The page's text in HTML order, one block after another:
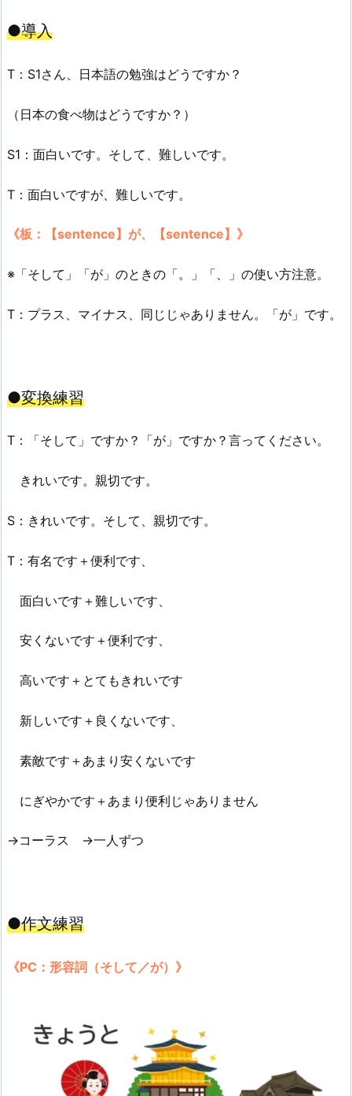
●導入
T：S1さん、日本語の勉強はどうですか？
（日本の食べ物はどうですか？）
S1：面白いです。そして、難しいです。
T：面白いですが、難しいです。
《板：【sentence】が、【sentence】》
※「そして」「が」のときの「。」「、」の使い方注意。
T：プラス、マイナス、同じじゃありません。「が」です。
●変換練習
T：「そして」ですか？「が」ですか？言ってください。
きれいです。親切です。
S：きれいです。そして、親切です。
T：有名です＋便利です、
面白いです＋難しいです、
安くないです＋便利です、
高いです＋とてもきれいです
新しいです＋良くないです、
素敵です＋あまり安くないです
にぎやかです＋あまり便利じゃありません
→コーラス →一人ずつ
●作文練習
《PC：形容詞（そして／が）》